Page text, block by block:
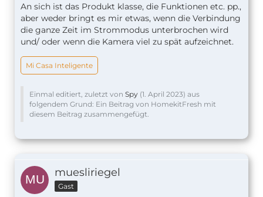
An sich ist das Produkt klasse, die Funktionen etc. pp.,
aber weder bringt es mir etwas, wenn die Verbindung
die ganze Zeit im Strommodus unterbrochen wird
und/ oder wenn die Kamera viel zu spät aufzeichnet.
Mi Casa Inteligente
Einmal editiert, zuletzt von Spy (1. April 2023) aus
folgendem Grund: Ein Beitrag von HomekitFresh mit
diesem Beitrag zusammengefügt.
muesliriegel
Gast